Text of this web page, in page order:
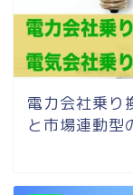
電力会社乗り
と市場連動型